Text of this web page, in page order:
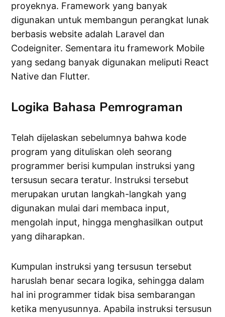
proyeknya. Framework yang banyak
digunakan untuk membangun perangkat lunak
berbasis website adalah Laravel dan
Codeigniter. Sementara itu framework Mobile
yang sedang banyak digunakan meliputi React
Native dan Flutter.
Logika Bahasa Pemrograman
Telah dijelaskan sebelumnya bahwa kode
program yang dituliskan oleh seorang
programmer berisi kumpulan instruksi yang
tersusun secara teratur. Instruksi tersebut
merupakan urutan langkah-langkah yang
digunakan mulai dari membaca input,
mengolah input, hingga menghasilkan output
yang diharapkan.
Kumpulan instruksi yang tersusun tersebut
haruslah benar secara logika, sehingga dalam
hal ini programmer tidak bisa sembarangan
ketika menyusunnya. Apabila instruksi tersusun